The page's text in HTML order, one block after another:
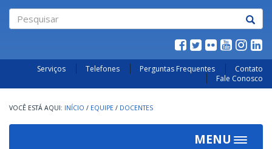
Serviços Telefones Perguntas Frequentes
Contato
Fale Conosco
INÍCIO / EQUIPE / DOCENTES
MENU
Toggle